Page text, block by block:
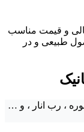
و قیمت مناسب
طبیعی و در
، رب انار ، و …